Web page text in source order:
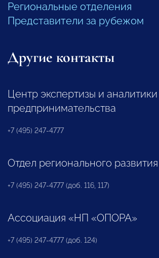
Региональные отделения
Представители за рубежом
Другие контакты
Центр экспертизы и
предпринимательства
+7 (495) 247-4777
Отдел регионального развития
+7 (495) 247-4777 (доб. 116, 117)
Ассоциация «НП «ОПОРА»
+7 (495) 247-4777 (доб. 124)